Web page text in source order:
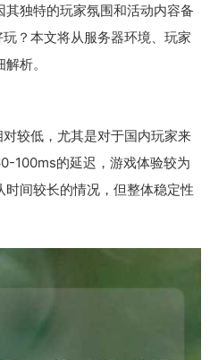
独特的玩家氛围和活动内容备
？本文将从服务器环境、玩家
析。
较低，尤其是对于国内玩家来
100ms的延迟，游戏体验较为
间较长的情况，但整体稳定性